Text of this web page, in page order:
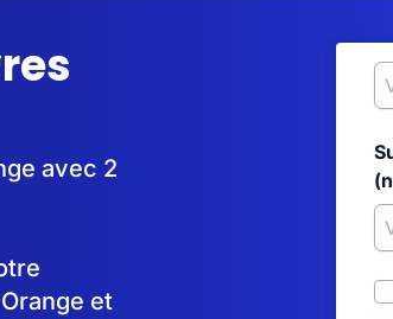
avec 2
et